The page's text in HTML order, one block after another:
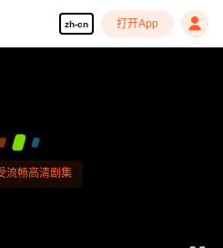
zh-cn 打开App
流畅高清剧集